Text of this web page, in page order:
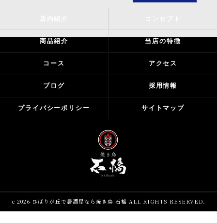
商品紹介 当店の特徴
コース アクセス
ブログ 採用情報
プライバシーポリシー サイトマップ
c 2026 ひばりが丘で居酒屋なら焼き鳥 石橋 ALL RIGHTS RESERVED.